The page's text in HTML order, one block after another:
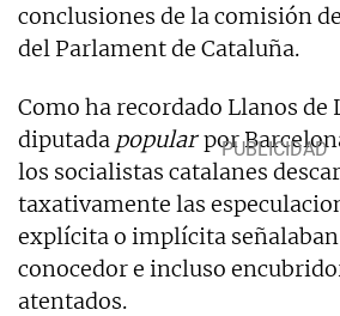
conclusiones de la comisión
del Parlament de Cataluña.
Como ha recordado Llanos de
diputada popularpor
los socialistas catalanes
taxativamente las
explícita o implícita señalaban
conocedor e incluso
atentados.